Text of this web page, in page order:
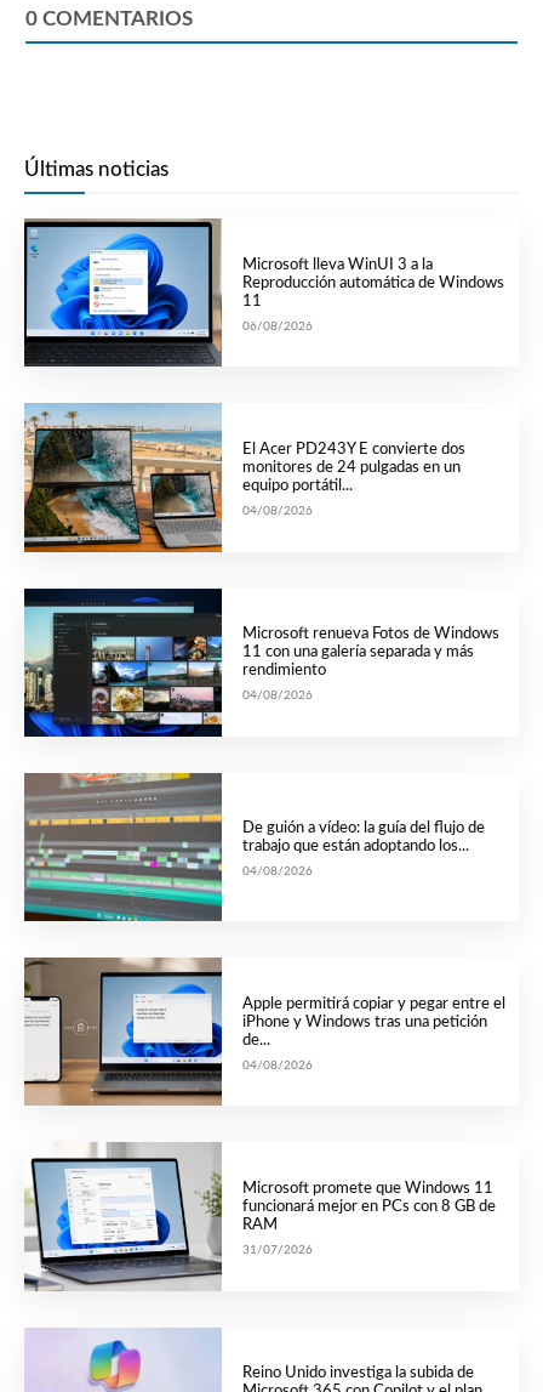
0 COMENTARIOS
Últimas noticias
Microsoft lleva WinUI 3 a la
Reproducción automática de Windows
11
06/08/2026
El Acer PD243Y E convierte dos
monitores de 24 pulgadas en un
equipo portátil...
04/08/2026
Microsoft renueva Fotos de Windows
11 con una galería separada y más
rendimiento
04/08/2026
De guión a vídeo: la guía del flujo de
trabajo que están adoptando los...
04/08/2026
Apple permitirá copiar y pegar entre el
iPhone y Windows tras una petición
de...
04/08/2026
Microsoft promete que Windows 11
funcionará mejor en PCs con 8 GB de
RAM
31/07/2026
Reino Unido investiga la subida de